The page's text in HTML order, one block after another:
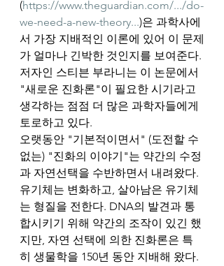
(https://www.theguardian.com/.../do-
we-need-a-new-theory...)은 과학사에
서 가장 지배적인 이론에 있어 이 문제
가 얼마나 긴박한 것인지를 보여준다.
저자인 스티븐 부라니는 이 논문에서
"새로운 진화론"이 필요한 시기라고
생각하는 점점 더 많은 과학자들에게
토로하고 있다.
오랫동안 "기본적이면서" (도전할 수
없는) "진화의 이야기"는 약간의 수정
과 자연선택을 수반하면서 내려왔다.
유기체는 변화하고, 살아남은 유기체
는 형질을 전한다. DNA의 발견과 통
합시키기 위해 약간의 조작이 있긴 했
지만, 자연 선택에 의한 진화론은 특
히 생물학을 150년 동안 지배해 왔다.